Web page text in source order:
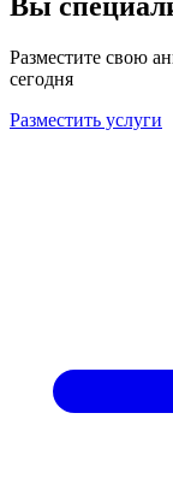
Разместите свою
сегодня
Разместить услуги